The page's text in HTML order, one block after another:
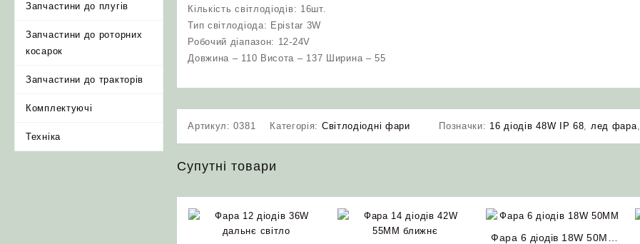
Запчастини до плугів
Запчастини до роторних
косарок
Запчастини до тракторів
Комплектуючі
Техніка
Кількість світлодіодів: 16шт.
Тип світлодіода: Epistar 3W
Робочий діапазон: 12-24V
Довжина – 110 Висота – 137 Ширина – 55
Артикул:0381 Категорія: Світлодіодні фари Позначки: 16 діодів 48W IP 68, лед фара,
Супутні товари
Фара 6 діодів 18W 50MM